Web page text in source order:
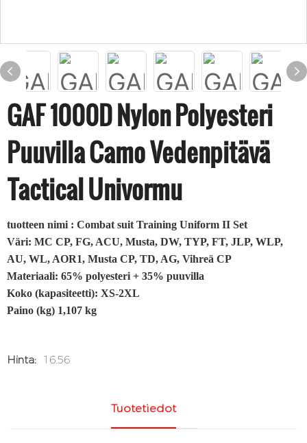
GAF 1000D Nylon Polyesteri
Puuvilla Camo Vedenpitävä
Tactical Univormu
tuotteen nimi : Combat suit Training Uniform II Set
Väri: MC CP, FG, ACU, Musta, DW, TYP, FT, JLP, WLP,
AU, WL, AOR1, Musta CP, TD, AG, Vihreä CP
Materiaali: 65% polyesteri + 35% puuvilla
Koko (kapasiteetti): XS-2XL
Paino (kg) 1,107 kg
Hinta: 16.56
Tuotetiedot